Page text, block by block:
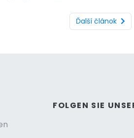
Ďalší článok
FOLGEN SIE